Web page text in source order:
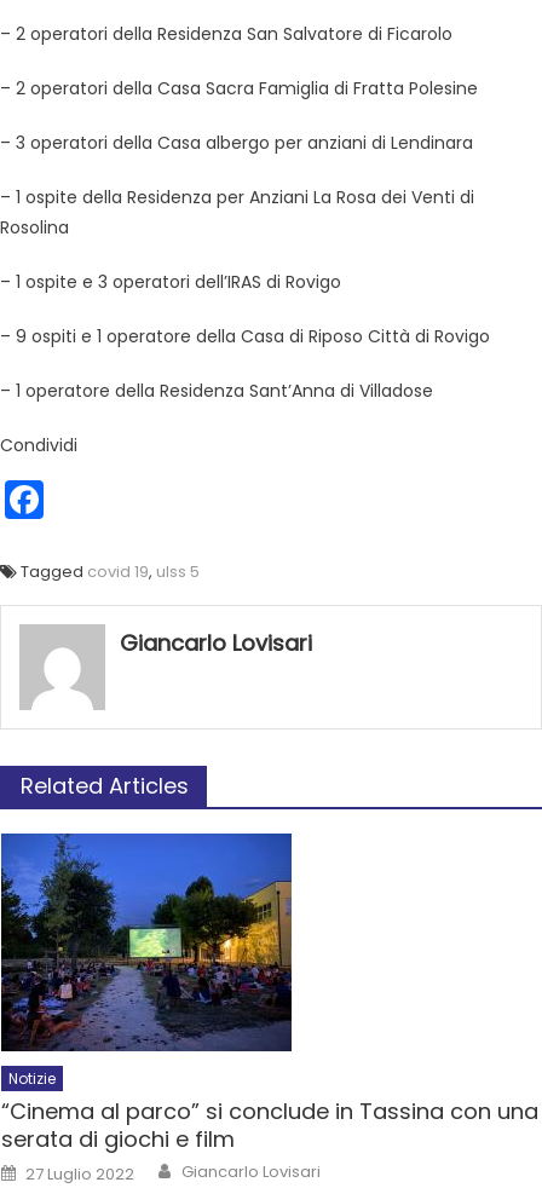
– 2 operatori della Residenza San Salvatore di Ficarolo
– 2 operatori della Casa Sacra Famiglia di Fratta Polesine
– 3 operatori della Casa albergo per anziani di Lendinara
– 1 ospite della Residenza per Anziani La Rosa dei Venti di
Rosolina
– 1 ospite e 3 operatori dell’IRAS di Rovigo
– 9 ospiti e 1 operatore della Casa di Riposo Città di Rovigo
– 1 operatore della Residenza Sant’Anna di Villadose
Condividi
Tagged covid 19, ulss 5
Giancarlo Lovisari
Related Articles
Notizie
“Cinema al parco” si conclude in Tassina con una
serata di giochi e film
27 Luglio 2022 Giancarlo Lovisari